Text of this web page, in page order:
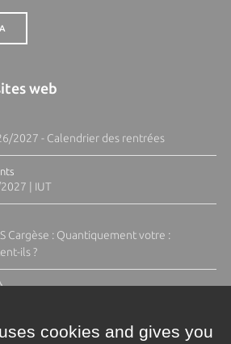
web
2027 - Calendrier des rentrées
| IUT
Cargèse : Quantiquement votre :
ils ?
cookies and gives you